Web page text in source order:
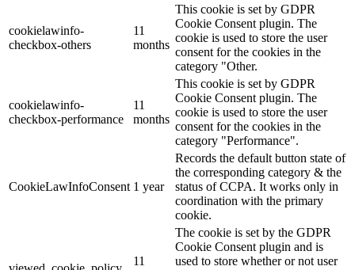
cookielawinfo-
checkbox-others
11
months
This cookie is set by GDPR
Cookie Consent plugin. The
cookie is used to store the user
consent for the cookies in the
category "Other.
cookielawinfo-
checkbox-performance
11
months
This cookie is set by GDPR
Cookie Consent plugin. The
cookie is used to store the user
consent for the cookies in the
category "Performance".
CookieLawInfoConsent 1 year
Records the default button state of
the corresponding category & the
status of CCPA. It works only in
coordination with the primary
cookie.
11
The cookie is set by the GDPR
Cookie Consent plugin and is
used to store whether or not user